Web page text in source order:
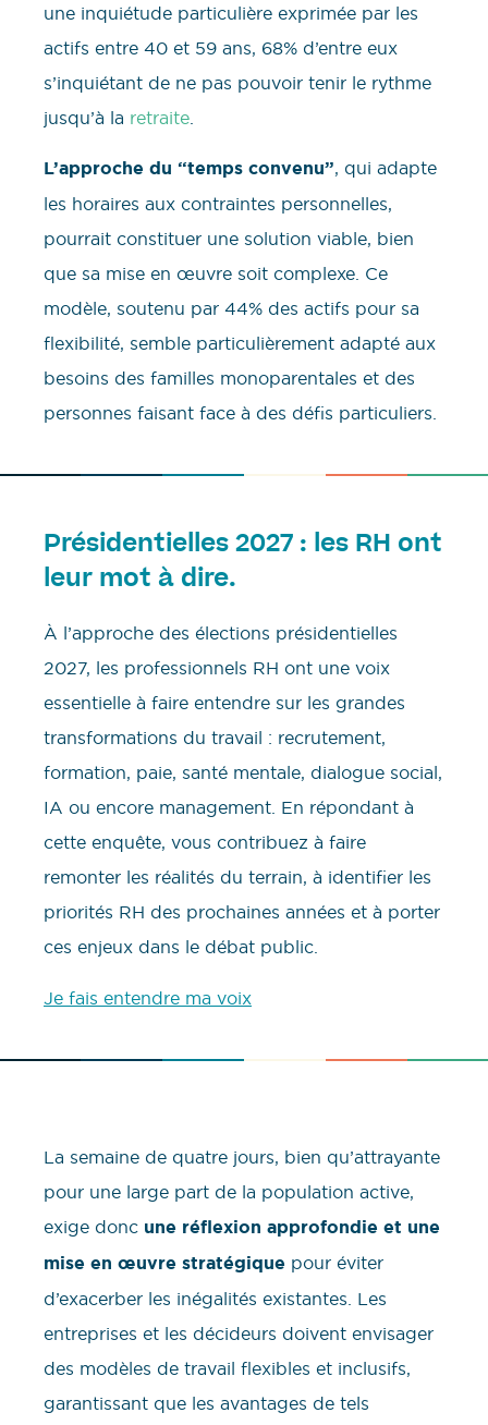
une inquiétude particulière exprimée par les
actifs entre 40 et 59 ans, 68% d’entre eux
s’inquiétant de ne pas pouvoir tenir le rythme
jusqu’à la retraite
L’approche du “temps convenu”, qui adapte
les horaires aux contraintes personnelles,
pourrait constituer une solution viable, bien
que sa mise en œuvre soit complexe. Ce
modèle, soutenu par 44% des actifs pour sa
flexibilité, semble particulièrement adapté aux
besoins des familles monoparentales et des
personnes faisant face à des défis particuliers.
Présidentielles 2027 : les RH ont
leur mot à dire.
À l’approche des élections présidentielles
2027, les professionnels RH ont une voix
essentielle à faire entendre sur les grandes
transformations du travail : recrutement,
formation, paie, santé mentale, dialogue social,
IA ou encore management. En répondant à
cette enquête, vous contribuez à faire
remonter les réalités du terrain, à identifier les
priorités RH des prochaines années et à porter
ces enjeux dans le débat public.
Je fais entendre ma voix
La semaine de quatre jours, bien qu’attrayante
pour une large part de la population active,
exige donc une réflexion approfondie et une
mise en œuvre stratégique pour éviter
d’exacerber les inégalités existantes. Les
entreprises et les décideurs doivent envisager
des modèles de travail flexibles et inclusifs,
garantissant que les avantages de tels